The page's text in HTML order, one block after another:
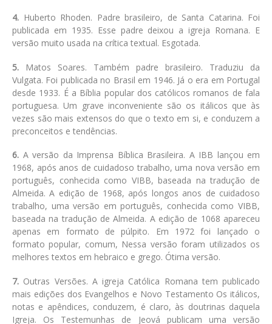
4. Huberto Rhoden. Padre brasileiro, de Santa Catarina. Foi
publicada em 1935. Esse padre deixou a igreja Romana. E
versão muito usada na crítica textual. Esgotada.
5. Matos Soares. Também padre brasileiro. Traduziu da
Vulgata. Foi publicada no Brasil em 1946. Já o era em Portugal
desde 1933. É a Bíblia popular dos católicos romanos de fala
portuguesa. Um grave inconveniente são os itálicos que às
vezes são mais extensos do que o texto em si, e conduzem a
preconceitos e tendências.
6. A versão da Imprensa Bíblica Brasileira. A IBB lançou em
1968, após anos de cuidadoso trabalho, uma nova versão em
português, conhecida como VIBB, baseada na tradução de
Almeida. A edição de 1968, após longos anos de cuidadoso
trabalho, uma versão em português, conhecida como VIBB,
baseada na tradução de Almeida. A edição de 1068 apareceu
apenas em formato de púlpito. Em 1972 foi lançado o
formato popular, comum, Nessa versão foram utilizados os
melhores textos em hebraico e grego. Ótima versão.
7. Outras Versões. A igreja Católica Romana tem publicado
mais edições dos Evangelhos e Novo Testamento Os itálicos,
notas e apêndices, conduzem, é claro, às doutrinas daquela
Igreja. Os Testemunhas de Jeová publicam uma versão